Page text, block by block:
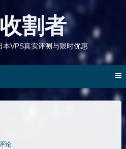
割者
本VPS真实评测与限时优惠
论